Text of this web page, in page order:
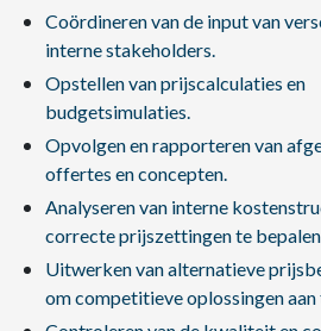
Coördineren van de input van
interne stakeholders.
Opstellen van prijscalculaties en
budgetsimulaties.
Opvolgen en rapporteren van
offertes en concepten.
Analyseren van interne
correcte prijszettingen te
Uitwerken van alternatieve
om competitieve oplossingen aan